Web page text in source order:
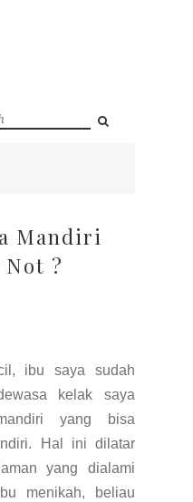
Mandiri
?
ibu saya sudah
kelak saya
yang bisa
Hal ini dilatar
yang dialami
menikah, beliau